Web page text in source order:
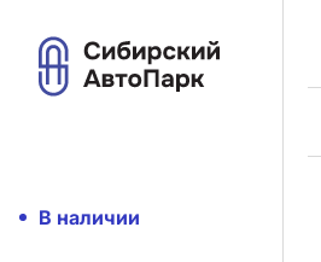
В наличии